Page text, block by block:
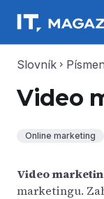
Slovník chevron_right
Video
Online marketing
Video
marketingu.